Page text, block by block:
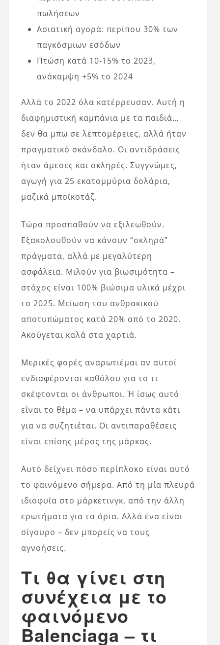
πωλήσεων
Ασιατική αγορά: περίπου 30% των
παγκόσμιων εσόδων
Πτώση κατά 10-15% το 2023,
ανάκαμψη +5% το 2024
Αλλά το 2022 όλα κατέρρευσαν. Αυτή η
διαφημιστική καμπάνια με τα παιδιά…
δεν θα μπω σε λεπτομέρειες, αλλά ήταν
πραγματικό σκάνδαλο. Οι αντιδράσεις
ήταν άμεσες και σκληρές. Συγγνώμες,
αγωγή για 25 εκατομμύρια δολάρια,
μαζικά μποϊκοτάζ.
Τώρα προσπαθούν να εξιλεωθούν.
Εξακολουθούν να κάνουν “σκληρά”
πράγματα, αλλά με μεγαλύτερη
ασφάλεια. Μιλούν για βιωσιμότητα –
στόχος είναι 100% βιώσιμα υλικά μέχρι
το 2025. Μείωση του ανθρακικού
αποτυπώματος κατά 20% από το 2020.
Ακούγεται καλά στα χαρτιά.
Μερικές φορές αναρωτιέμαι αν αυτοί
ενδιαφέρονται καθόλου για το τι
σκέφτονται οι άνθρωποι. Ή ίσως αυτό
είναι το θέμα – να υπάρχει πάντα κάτι
για να συζητιέται. Οι αντιπαραθέσεις
είναι επίσης μέρος της μάρκας.
Αυτό δείχνει πόσο περίπλοκο είναι αυτό
το φαινόμενο σήμερα. Από τη μία πλευρά
ιδιοφυΐα στο μάρκετινγκ, από την άλλη
ερωτήματα για τα όρια. Αλλά ένα είναι
σίγουρο – δεν μπορείς να τους
αγνοήσεις.
Τι θα γίνει στη
συνέχεια με το
φαινόμενο
Balenciaga – τι